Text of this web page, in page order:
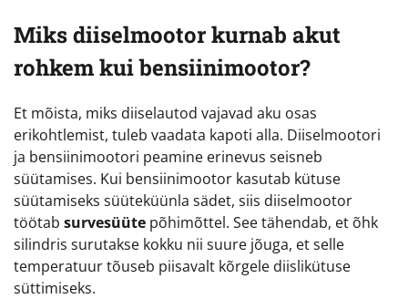
Miks diiselmootor kurnab akut
rohkem kui bensiinimootor?
Et mõista, miks diiselautod vajavad aku osas
erikohtlemist, tuleb vaadata kapoti alla. Diiselmootori
ja bensiinimootori peamine erinevus seisneb
süütamises. Kui bensiinimootor kasutab kütuse
süütamiseks süüteküünla sädet, siis diiselmootor
töötab survesüüte põhimõttel. See tähendab, et õhk
silindris surutakse kokku nii suure jõuga, et selle
temperatuur tõuseb piisavalt kõrgele diislikütuse
süttimiseks.